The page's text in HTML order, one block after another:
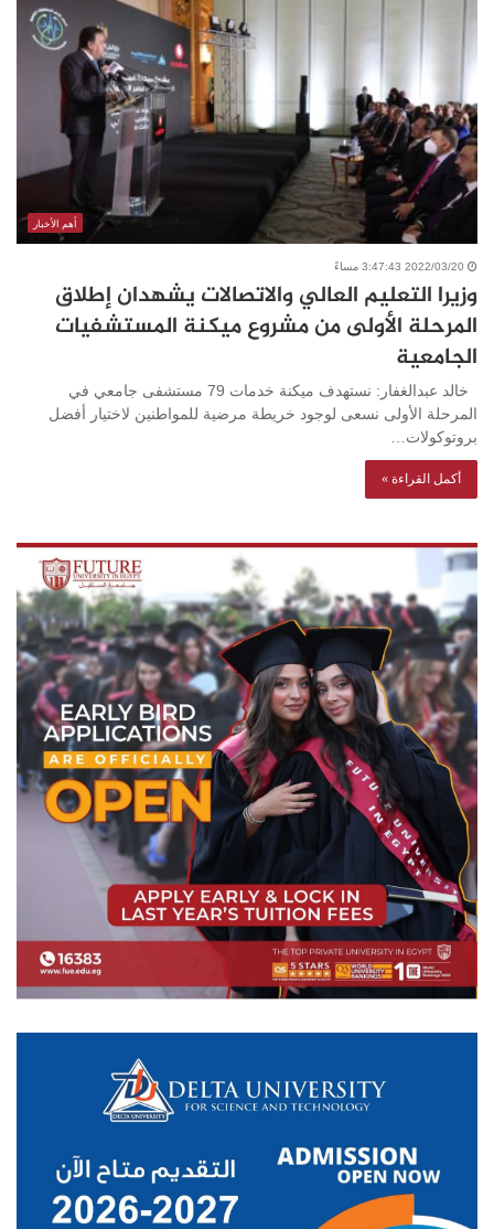
أهم الأخبار
2022/03/20 3:47:43 مساءً
وزيرا التعليم العالي والاتصالات يشهدان إطلاق
المرحلة الأولى من مشروع ميكنة المستشفيات
الجامعية
خالد عبدالغفار: نستهدف ميكنة خدمات 79 مستشفى جامعي في
المرحلة الأولى نسعى لوجود خريطة مرضية للمواطنين لاختيار أفضل
بروتوكولات…
أكمل القراءة »